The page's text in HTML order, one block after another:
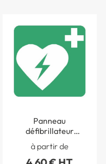
Panneau
défibrillateur
automatique
externe pour le
coeur ISO 7010 -
à partir de